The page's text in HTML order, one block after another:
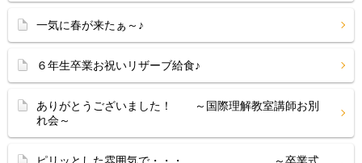
一気に春が来たぁ～♪
６年生卒業お祝いリザーブ給食♪
ありがとうございました！ ～国際理解教室講師お別
れ会～